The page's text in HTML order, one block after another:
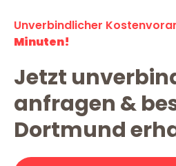
Unverbindlicher
Minuten!
Jetzt
anfragen &
Dortmund